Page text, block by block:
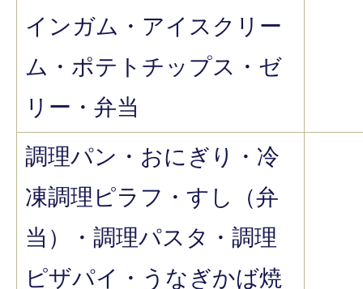
インガム・アイスクリー
ム・ポテトチップス・ゼ
リー・弁当
調理パン・おにぎり・冷
凍調理ピラフ・すし（弁
当）・調理パスタ・調理
ピザパイ・うなぎかば焼